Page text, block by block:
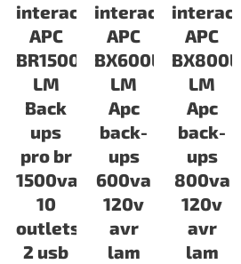
interactiva
APC
BR1500M2-
LM
Back
ups
pro br
1500va
10
outlets
2 usb
interactiva
APC
BX600L-
LM
Apc
back-
ups
600va
120v
avr
lam
APC
LM
Apc
back-
ups
800va
120v
avr
lam